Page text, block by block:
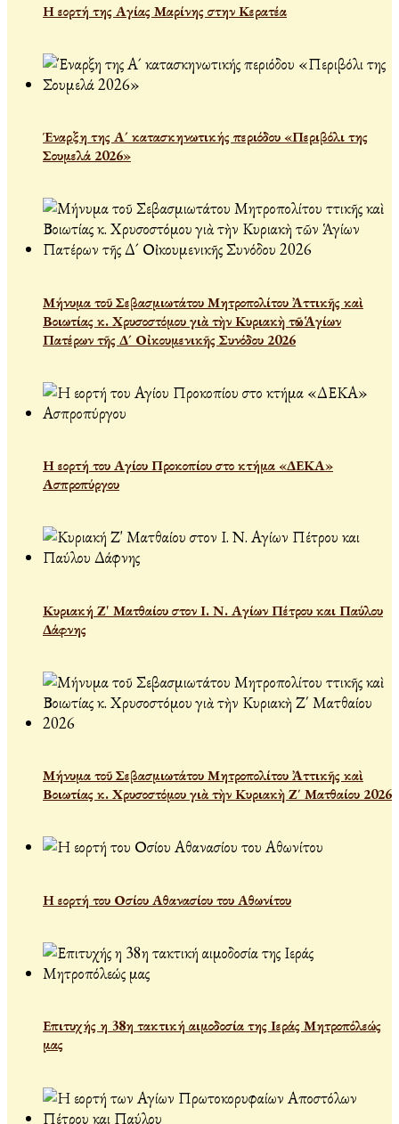
Η εορτή της Αγίας Μαρίνης στην Κερατέα
Έναρξη της Α´ κατασκηνωτικής περιόδου «Περιβόλι της
Σουμελά 2026»
Μήνυμα τοῦ Σεβασμιωτάτου Μητροπολίτου Ἀττικῆς καὶ
Βοιωτίας κ. Χρυσοστόμου γιὰ τὴν Κυριακὴ τῶν Ἁγίων
Πατέρων τῆς Δ´ Οἰκουμενικῆς Συνόδου 2026
Η εορτή του Αγίου Προκοπίου στο κτήμα «ΔΕΚΑ»
Ασπροπύργου
Κυριακή Ζ' Ματθαίου στον Ι. Ν. Αγίων Πέτρου και Παύλου
Δάφνης
Μήνυμα τοῦ Σεβασμιωτάτου Μητροπολίτου Ἀττικῆς καὶ
Βοιωτίας κ. Χρυσοστόμου γιὰ τὴν Κυριακὴ Ζ΄ Ματθαίου 2026
Η εορτή του Οσίου Αθανασίου του Αθωνίτου
Επιτυχής η 38η τακτική αιμοδοσία της Ιεράς Μητροπόλεώς
μας